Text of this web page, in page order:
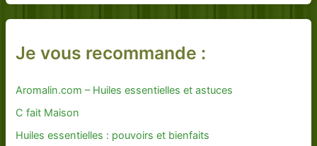
Je vous recommande :
Aromalin.com – Huiles essentielles et astuces
C fait Maison
Huiles essentielles : pouvoirs et bienfaits